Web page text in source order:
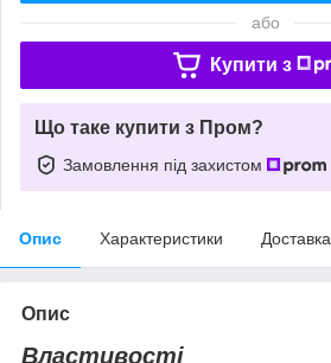
або
Купити з
Що таке купити з Пром?
Замовлення під захистом
Опис Характеристики Доставка
Опис
Властивості